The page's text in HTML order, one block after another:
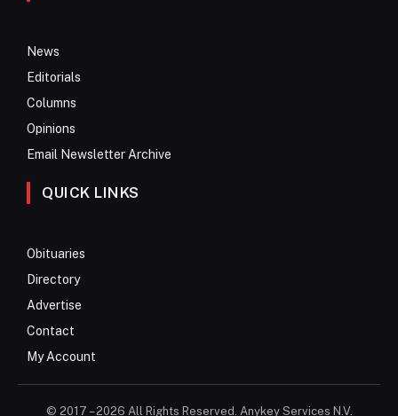
News
Editorials
Columns
Opinions
Email Newsletter Archive
QUICK LINKS
Obituaries
Directory
Advertise
Contact
My Account
© 2017 – 2026 All Rights Reserved. Anykey Services N.V.